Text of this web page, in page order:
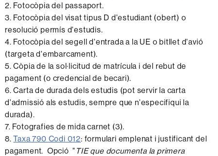
2. Fotocòpia del passaport.
3. Fotocòpia del visat tipus D d'estudiant (obert) o
resolució permís d'estudis.
4. Fotocòpia del segell d'entrada a la UE o bitllet d'avió
(targeta d'embarcament).
5. Còpia de la sol·licitud de matrícula i del rebut de
pagament (o credencial de becari).
6. Carta de durada dels estudis (pot servir la carta
d'admissió als estudis, sempre que n'especifiqui la
durada).
7. Fotografies de mida carnet (3).
8.Taxa 790 Codi 012: formulari emplenat i justificant del
pagament. Opció " TIE que documenta la primera